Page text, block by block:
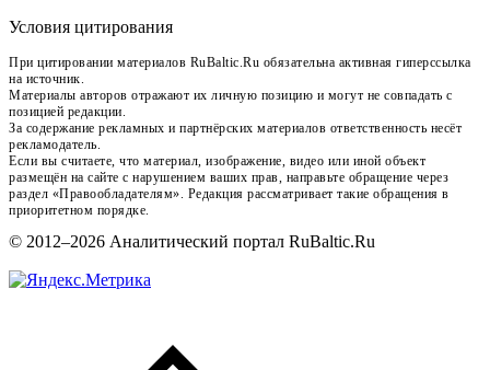
Условия цитирования
При цитировании материалов RuBaltic.Ru обязательна активная гиперссылка
на источник.
Материалы авторов отражают их личную позицию и могут не совпадать с
позицией редакции.
За содержание рекламных и партнёрских материалов ответственность несёт
рекламодатель.
Если вы считаете, что материал, изображение, видео или иной объект
размещён на сайте с нарушением ваших прав, направьте обращение через
раздел «Правообладателям». Редакция рассматривает такие обращения в
приоритетном порядке.
© 2012–2026 Аналитический портал RuBaltic.Ru